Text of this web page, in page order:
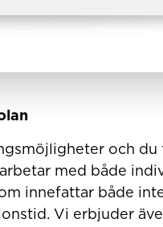
och
med både
innefattar både
Vi erbjuder